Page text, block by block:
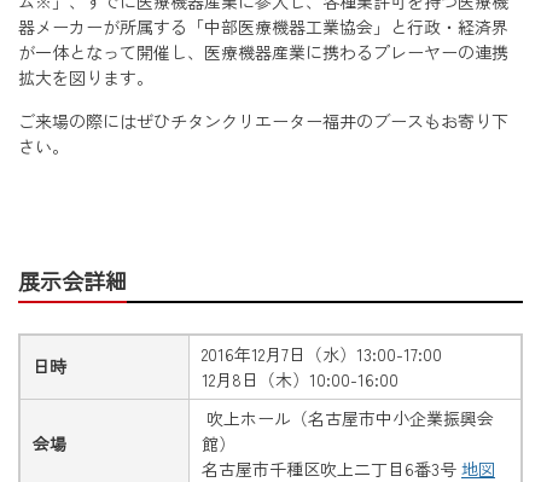
器メーカーが所属する「中部医療機器工業協会」と行政・経済界
が一体となって開催し、医療機器産業に携わるプレーヤーの連携
拡大を図ります。
ご来場の際にはぜひチタンクリエーター福井のブースもお寄り下
さい。
展示会詳細
日時
2016年12月7日（水）13:00-17:00
12月8日（木）10:00-16:00
会場
吹上ホール（名古屋市中小企業振興会
館）
名古屋市千種区吹上二丁目6番3号 地図